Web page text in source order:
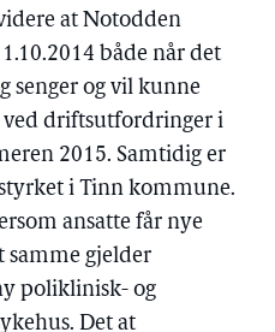
at Notodden
både når det
senger og vil kunne
ved driftsutfordringer i
2015. Samtidig er
i Tinn kommune.
ansatte får nye
gjelder
poliklinisk- og
Det at